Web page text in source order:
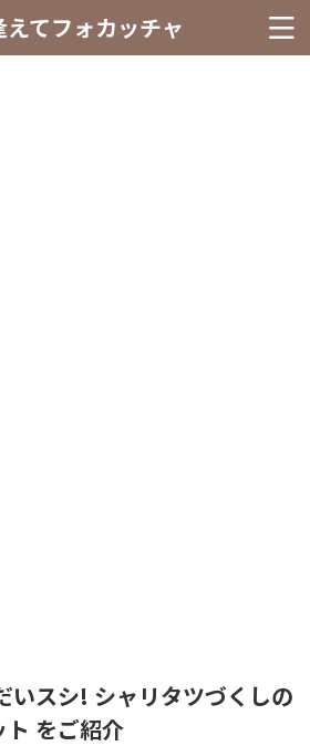
てフォカッチャ
いスシ! シャリタツづくしの
をご紹介